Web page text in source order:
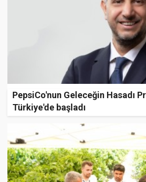
PepsiCo'nun Geleceğin Hasadı
Türkiye'de başladı